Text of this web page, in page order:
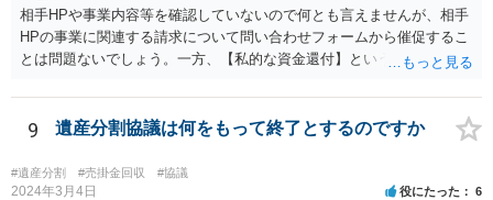
相手HPや事業内容等を確認していないので何とも言えませんが、相手
HPの事業に関連する請求について問い合わせフォームから催促するこ
とは問題ないでしょう。一方、【私的な資金還付】という点が事業と
ないところです。
9 遺産分割協議は何をもって終了とするのですか
#遺産分割 #売掛金回収 #協議
2024年3月4日 役にたった 6